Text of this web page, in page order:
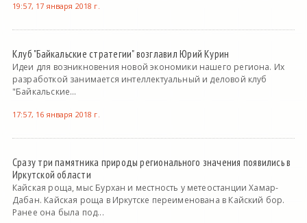
19:57, 17 января 2018 г.
Клуб "Байкальские стратегии" возглавил Юрий Курин
Идеи для возникновения новой экономики нашего региона. Их
разработкой занимается интеллектуальный и деловой клуб
"Байкальские...
17:57, 16 января 2018 г.
Сразу три памятника природы регионального значения появились в
Иркутской области
Кайская роща, мыс Бурхан и местность у метеостанции Хамар-
Дабан. Кайская роща в Иркутске переименована в Кайский бор.
Ранее она была под...